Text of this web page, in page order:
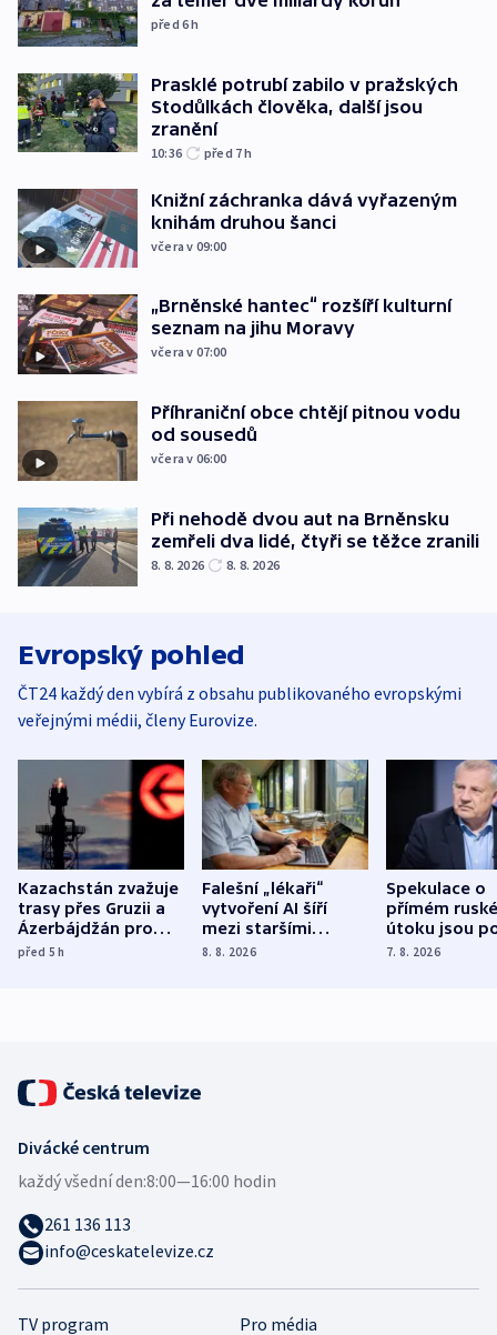
před 6h
Prasklé potrubí zabilo v pražských
Stodůlkách člověka, další jsou
zranění
10:36 před 7h
Knižní záchranka dává vyřazeným
knihám druhou šanci
včera v 09:00
„Brněnské hantec“ rozšíří kulturní
seznam na jihu Moravy
včera v 07:00
Příhraniční obce chtějí pitnou vodu
od sousedů
včera v 06:00
Při nehodě dvou aut na Brněnsku
zemřeli dva lidé, čtyři se těžce zranili
8. 8. 2026 8. 8. 2026
Evropský pohled
ČT24 každý den vybírá z obsahu publikovaného evropskými
veřejnými médii, členy Eurovize.
Kazachstán zvažuje
trasy přes Gruzii a
Ázerbájdžán pro
vývoz ropy do
před 5h
Falešní „lékaři“
vytvoření AI šíří
mezi staršími
Poláky nebezpečné
8. 8. 2026
Spekulace o
přímém
útoku jsou
míní
7. 8. 2026
TV program Pro média
Divácké centrum
každý všední den:8:00—16:00 hodin
261 136 113
info@ceskatelevize.cz